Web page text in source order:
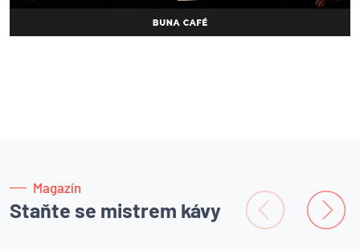
Magazín
Staňte se mistrem kávy